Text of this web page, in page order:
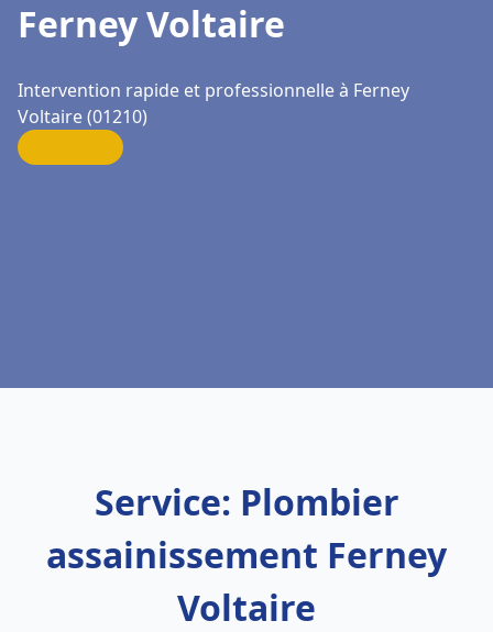
Ferney Voltaire
Intervention rapide et professionnelle à Ferney
Voltaire (01210)
Service: Plombier
assainissement Ferney
Voltaire